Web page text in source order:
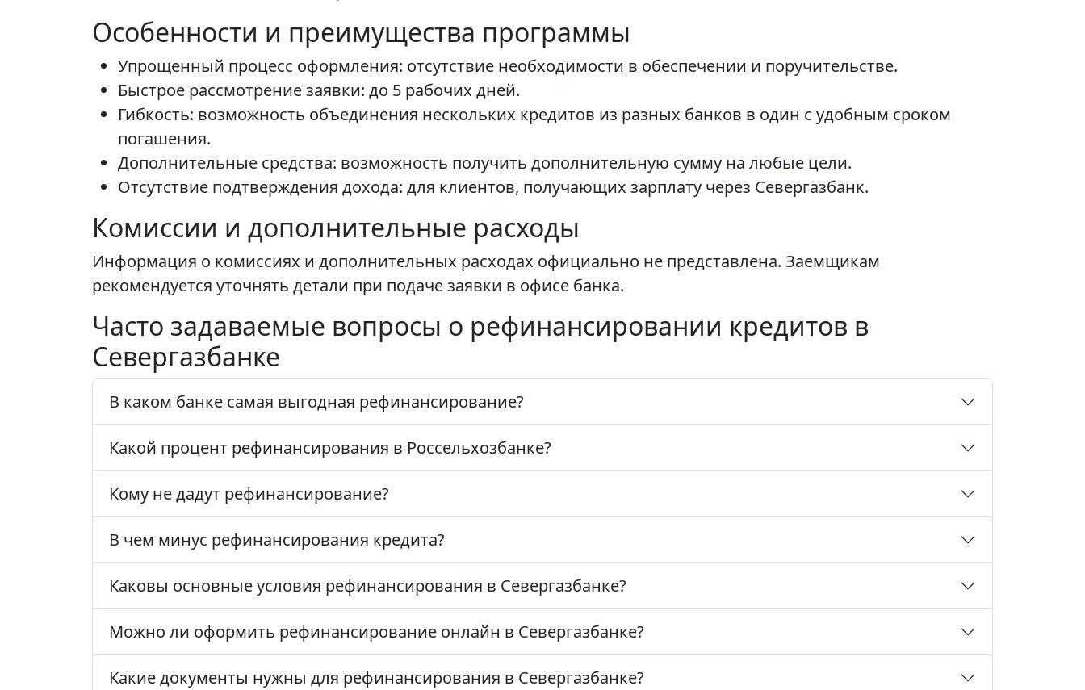
Особенности и преимущества программы
Упрощенный процесс оформления: отсутствие необходимости в обеспечении и поручительстве.
Быстрое рассмотрение заявки: до 5 рабочих дней.
Гибкость: возможность объединения нескольких кредитов из разных банков в один с удобным сроком
погашения.
Дополнительные средства: возможность получить дополнительную сумму на любые цели.
Отсутствие подтверждения дохода: для клиентов, получающих зарплату через Севергазбанк.
Комиссии и дополнительные расходы
Информация о комиссиях и дополнительных расходах официально не представлена. Заемщикам
рекомендуется уточнять детали при подаче заявки в офисе банка.
Часто задаваемые вопросы о рефинансировании кредитов в
Севергазбанке
В каком банке самая выгодная рефинансирование?
Какой процент рефинансирования в Россельхозбанке?
Кому не дадут рефинансирование?
В чем минус рефинансирования кредита?
Каковы основные условия рефинансирования в Севергазбанке?
Можно ли оформить рефинансирование онлайн в Севергазбанке?
Какие документы нужны для рефинансирования в Севергазбанке?